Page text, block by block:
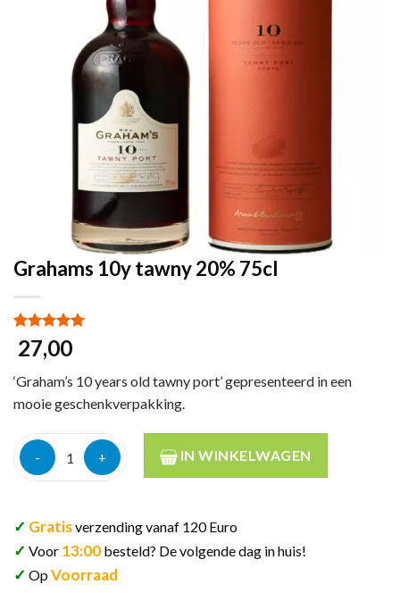
Grahams 10y tawny 20% 75cl
Gewaardeerd
5.00 op 5
op
1
klant
waardering
27,00
‘Graham’s 10 years old tawny port’ gepresenteerd in een
mooie geschenkverpakking.
Grahams 10y tawny 20% 75cl aantalIN WINKELWAGEN
✓ Gratisverzending vanaf 120 Euro
✓ Voor 13:00 besteld? De volgende dag in huis!
✓ OpVoorraad